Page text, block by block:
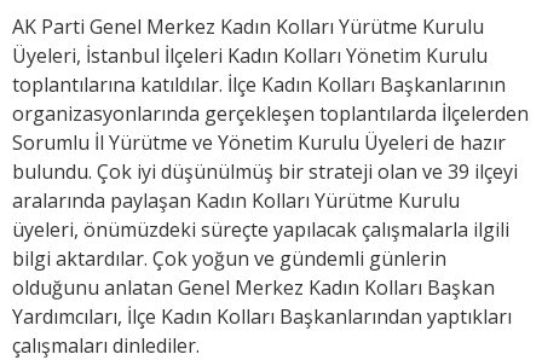
AK Parti Genel Merkez Kadın Kolları Yürütme Kurulu
Üyeleri, İstanbul İlçeleri Kadın Kolları Yönetim Kurulu
toplantılarına katıldılar. İlçe Kadın Kolları Başkanlarının
organizasyonlarında gerçekleşen toplantılarda İlçelerden
Sorumlu İl Yürütme ve Yönetim Kurulu Üyeleri de hazır
bulundu. Çok iyi düşünülmüş bir strateji olan ve 39 ilçeyi
aralarında paylaşan Kadın Kolları Yürütme Kurulu
üyeleri, önümüzdeki süreçte yapılacak çalışmalarla ilgili
bilgi aktardılar. Çok yoğun ve gündemli günlerin
olduğunu anlatan Genel Merkez Kadın Kolları Başkan
Yardımcıları, İlçe Kadın Kolları Başkanlarından yaptıkları
çalışmaları dinlediler.